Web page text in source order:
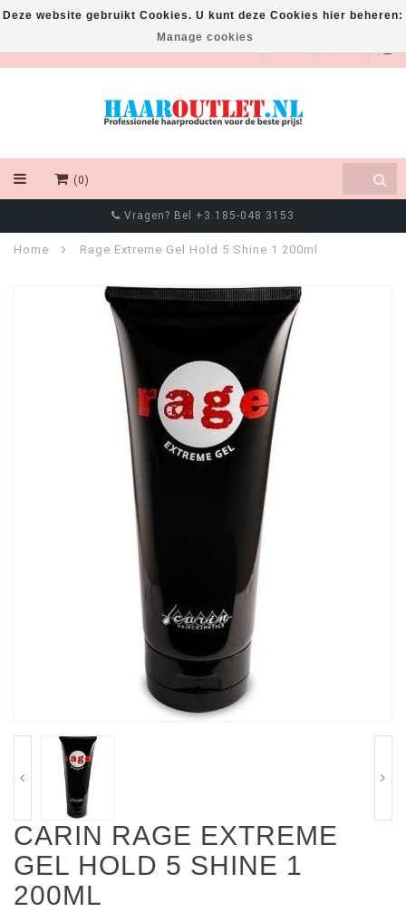
EUR
(0)
Vragen? Bel +3.185-048 3153
Home Rage Extreme Gel Hold 5 Shine 1 200ml
CARIN RAGE EXTREME
GEL HOLD 5 SHINE 1
200ML
Deze website gebruikt Cookies. U kunt deze Cookies hier beheren:
Manage cookies